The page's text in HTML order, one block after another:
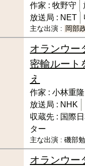
作家 : 牧野守
放送局 : NET
主な出演 : 岡部
オランウー
密輸ルート
え
作家 : 小林重隆
放送局 : NHK
収蔵先 : 国際
ター
主な出演 : 磯部
オランウー